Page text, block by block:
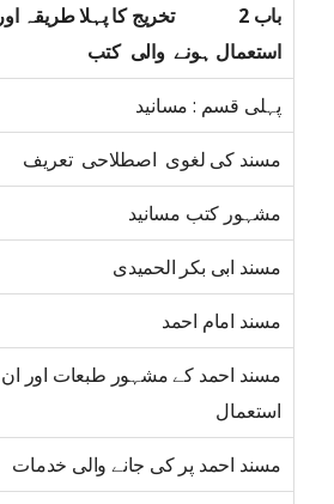
باب 2 تخریج کا پہلا طریقہ
استعمال ہونے والی کتب
پہلی قسم : مسانید
مسند کی لغوی اصطلاحی تعریف
مشہور کتب مسانید
مسند ابی بکر الحمیدی
مسند امام احمد
مسند احمد کے مشہور طبعات اور ان
استعمال
مسند احمد پر کی جانے والی خدمات